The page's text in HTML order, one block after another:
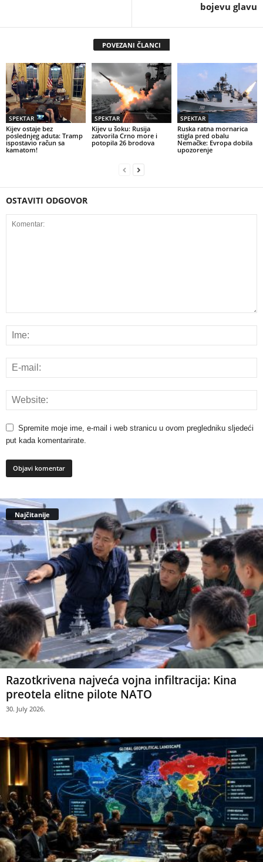
bojevu glavu
POVEZANI ČLANCI
SPEKTAR
Kijev ostaje bez
poslednjeg aduta: Tramp
ispostavio račun sa
kamatom!
SPEKTAR
Kijev u šoku: Rusija
zatvorila Crno more i
potopila 26 brodova
SPEKTAR
Ruska ratna mornarica
stigla pred obalu
Nemačke: Evropa dobila
upozorenje
OSTAVITI ODGOVOR
Spremite moje ime, e-mail i web stranicu u ovom pregledniku sljedeći
put kada komentarirate.
Najčitanije
Razotkrivena najveća vojna infiltracija: Kina
preotela elitne pilote NATO
30. July 2026.